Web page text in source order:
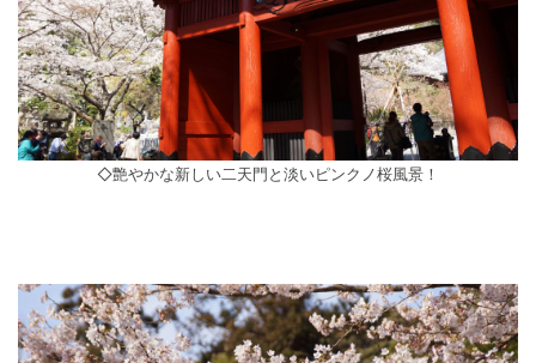
◇艶やかな新しい二天門と淡いピンクノ桜風景！